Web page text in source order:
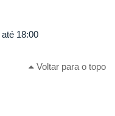
até 18:00
Voltar para o topo